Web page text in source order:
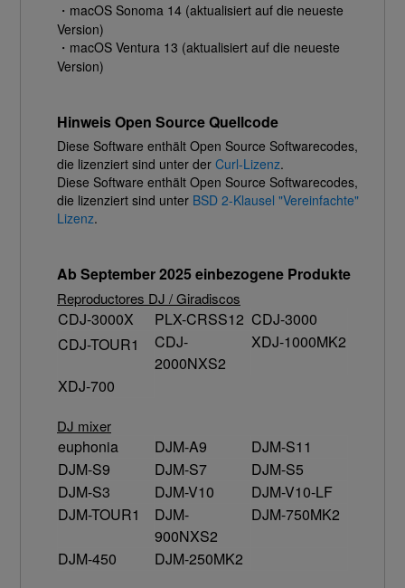
・macOS Sonoma 14 (aktualisiert auf die neueste
Version)
・macOS Ventura 13 (aktualisiert auf die neueste
Version)
Hinweis Open Source Quellcode
Diese Software enthält Open Source Softwarecodes,
die lizenziert sind unter der Curl-Lizenz.
Diese Software enthält Open Source Softwarecodes,
die lizenziert sind unter BSD 2-Klausel "Vereinfachte"
Lizenz.
Ab September 2025 einbezogene Produkte
Reproductores DJ / Giradiscos
CDJ-3000X PLX-CRSS12 CDJ-3000
CDJ-TOUR1
CDJ-
2000NXS2
XDJ-1000MK2
XDJ-700
DJ mixer
euphonia DJM-A9
DJM-S11
DJM-S9
DJM-S7
DJM-S5
DJM-S3
DJM-V10
DJM-V10-LF
DJM-TOUR1
DJM-
900NXS2
DJM-750MK2
DJM-450 DJM-250MK2